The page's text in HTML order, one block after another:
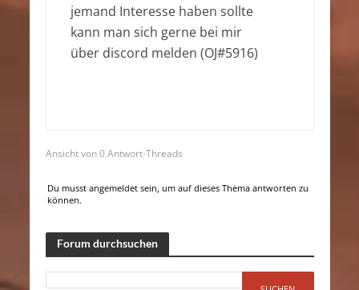
jemand Interesse haben sollte
kann man sich gerne bei mir
über discord melden (OJ#5916)
Ansicht von 0 Antwort-Threads
Du musst angemeldet sein, um auf dieses Thema antworten zu
können.
Forum durchsuchen